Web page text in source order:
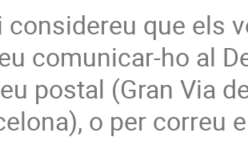
considereu que els
comunicar-ho al
postal (Gran Via
o per correu